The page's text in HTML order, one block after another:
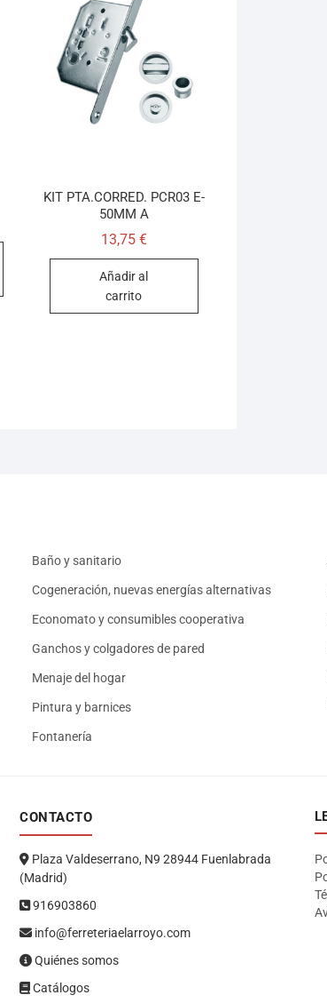
KIT PTA.CORRED. PCR03 E-
50MM A
13,75 €
Añadir al
carrito
Baño y sanitario
Cogeneración, nuevas energías alternativas
Economato y consumibles cooperativa
Ganchos y colgadores de pared
Menaje del hogar
Pintura y barnices
Fontanería
CONTACTO
Plaza Valdeserrano, N9 28944 Fuenlabrada
(Madrid)
916903860
info@ferreteriaelarroyo.com
Quiénes somos
Catálogos
Asesor El
En línea ·